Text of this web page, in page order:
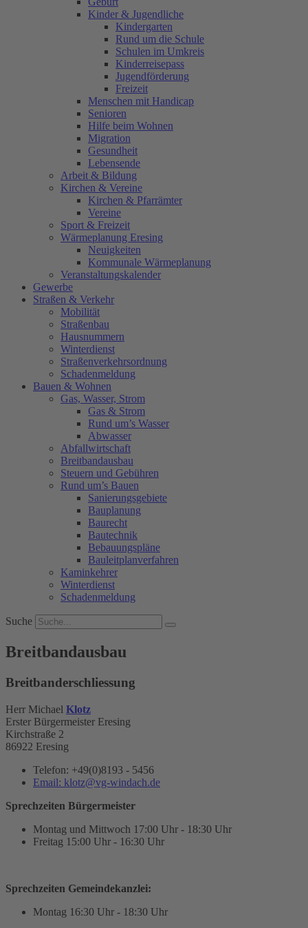
Kinder & Jugendliche
Kindergarten
Rund um die Schule
Schulen im Umkreis
Kinderreisepass
Jugendförderung
Freizeit
Menschen mit Handicap
Senioren
Hilfe beim Wohnen
Migration
Gesundheit
Lebensende
Arbeit & Bildung
Kirchen & Vereine
Kirchen & Pfarrämter
Vereine
Sport & Freizeit
Wärmeplanung Eresing
Neuigkeiten
Kommunale Wärmeplanung
Veranstaltungskalender
Gewerbe
Straßen & Verkehr
Mobilität
Straßenbau
Hausnummern
Winterdienst
Straßenverkehrsordnung
Schadenmeldung
Bauen & Wohnen
Gas, Wasser, Strom
Gas & Strom
Rund um’s Wasser
Abwasser
Abfallwirtschaft
Breitbandausbau
Steuern und Gebühren
Rund um’s Bauen
Sanierungsgebiete
Bauplanung
Baurecht
Bautechnik
Bebauungspläne
Bauleitplanverfahren
Kaminkehrer
Winterdienst
Schadenmeldung
Suche
Breitbandausbau
Breitbanderschliessung
Herr Michael Klotz
Erster Bürgermeister Eresing
Kirchstraße 2
86922 Eresing
Telefon: +49(0)8193 - 5456
Email: klotz@vg-windach.de
Sprechzeiten Bürgermeister
Montag und Mittwoch 17:00 Uhr - 18:30 Uhr
Freitag 15:00 Uhr - 16:30 Uhr
Sprechzeiten Gemeindekanzlei:
Montag 16:30 Uhr - 18:30 Uhr